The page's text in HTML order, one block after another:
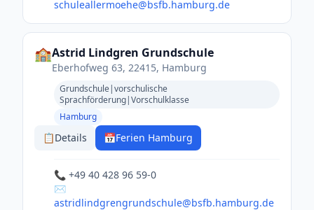
schuleallermoehe@bsfb.hamburg.de
🏫Astrid Lindgren Grundschule
Eberhofweg 63, 22415, Hamburg
Grundschule|vorschulische
Sprachförderung|Vorschulklasse
Hamburg
📋Details 📅Ferien Hamburg
📞 +49 40 428 96 59-0
✉️
astridlindgrengrundschule@bsfb.hamburg.de